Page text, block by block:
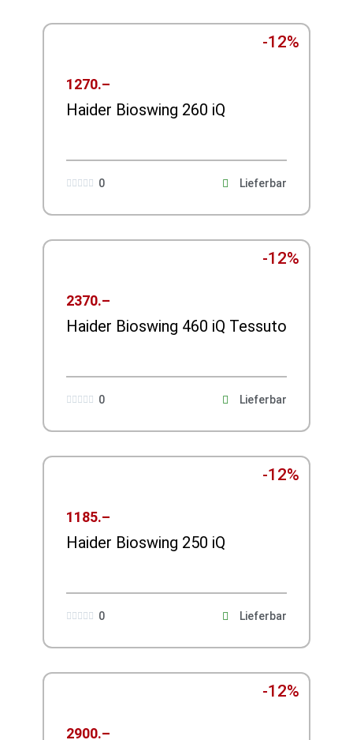
-12%
1270.–
Haider Bioswing 260 iQ
0
     Lieferbar
-12%
2370.–
Haider Bioswing 460 iQ Tessuto
0
     Lieferbar
-12%
1185.–
Haider Bioswing 250 iQ
0
     Lieferbar
-12%
2900.–